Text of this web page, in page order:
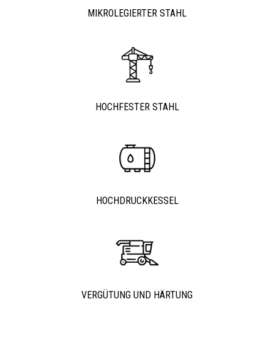
MIKROLEGIERTER STAHL
HOCHFESTER STAHL
HOCHDRUCKKESSEL
VERGÜTUNG UND HÄRTUNG